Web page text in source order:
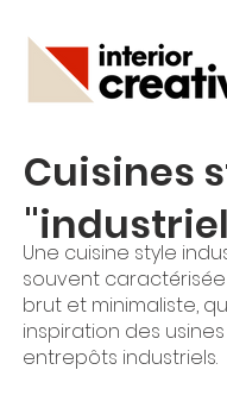
Cuisines
Une cuisine style
souvent
brut et minimaliste,
inspiration des
entrepôts industriels.